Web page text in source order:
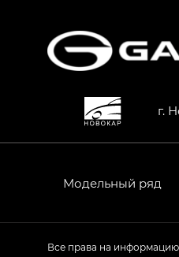
г.
Модельный ряд
Все права на